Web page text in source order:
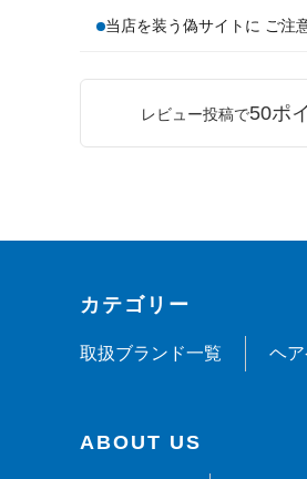
当店を装う偽サイトに ご注
レビュー投稿で50ポ
カテゴリー
取扱ブランド一覧 ヘ
ABOUT US